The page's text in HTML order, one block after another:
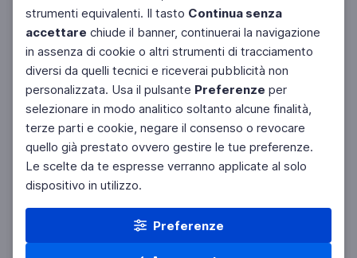
strumenti equivalenti. Il tasto Continua senza
accettare chiude il banner, continuerai la navigazione
in assenza di cookie o altri strumenti di tracciamento
diversi da quelli tecnici e riceverai pubblicità non
personalizzata. Usa il pulsante Preferenze per
selezionare in modo analitico soltanto alcune finalità,
terze parti e cookie, negare il consenso o revocare
quello già prestato ovvero gestire le tue preferenze.
Le scelte da te espresse verranno applicate al solo
dispositivo in utilizzo.
Preferenze